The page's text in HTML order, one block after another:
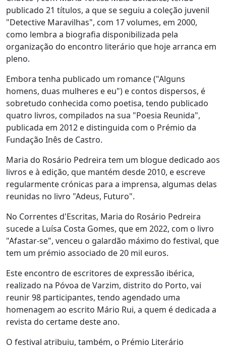
publicado 21 títulos, a que se seguiu a coleção juvenil
"Detective Maravilhas", com 17 volumes, em 2000,
como lembra a biografia disponibilizada pela
organização do encontro literário que hoje arranca em
pleno.
Embora tenha publicado um romance ("Alguns
homens, duas mulheres e eu") e contos dispersos, é
sobretudo conhecida como poetisa, tendo publicado
quatro livros, compilados na sua "Poesia Reunida",
publicada em 2012 e distinguida com o Prémio da
Fundação Inês de Castro.
Maria do Rosário Pedreira tem um blogue dedicado aos
livros e à edição, que mantém desde 2010, e escreve
regularmente crónicas para a imprensa, algumas delas
reunidas no livro "Adeus, Futuro".
No Correntes d'Escritas, Maria do Rosário Pedreira
sucede a Luísa Costa Gomes, que em 2022, com o livro
"Afastar-se", venceu o galardão máximo do festival, que
tem um prémio associado de 20 mil euros.
Este encontro de escritores de expressão ibérica,
realizado na Póvoa de Varzim, distrito do Porto, vai
reunir 98 participantes, tendo agendado uma
homenagem ao escrito Mário Rui, a quem é dedicada a
revista do certame deste ano.
O festival atribuiu, também, o Prémio Literário